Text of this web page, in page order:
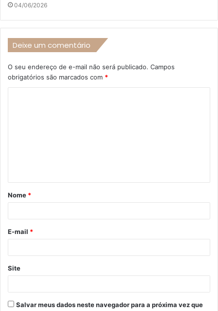
04/06/2026
Deixe um comentário
O seu endereço de e-mail não será publicado. Campos
obrigatórios são marcados com *
á
r
*
Nome *
E-mail *
Site
Salvar meus dados neste navegador para a próxima vez que